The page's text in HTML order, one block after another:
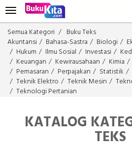
Semua Kategori
Buku Teks
Akuntansi
Bahasa-Sastra Biologi
Hukum
Ilmu Sosial Investasi
Keuangan
Kewirausahaan Kimia
Pemasaran
Perpajakan Statistik
Teknik Elektro
Teknik Mesin
Teknologi Pertanian
KATALOG
TEKS